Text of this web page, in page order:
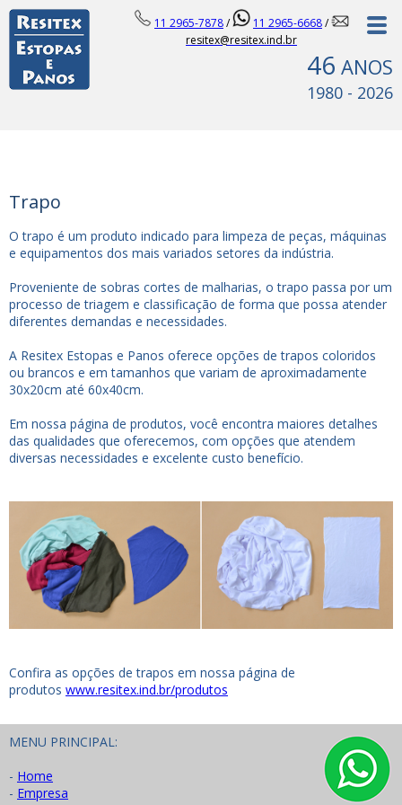
11 2965-7878/ 11 2965-6668/
resitex@resitex.ind.br
46 ANOS
1980 - 2026
Trapo
O trapo é um produto indicado para limpeza de peças, máquinas
e equipamentos dos mais variados setores da indústria.
Proveniente de sobras cortes de malharias, o trapo passa por um
processo de triagem e classificação de forma que possa atender
diferentes demandas e necessidades.
A Resitex Estopas e Panos oferece opções de trapos coloridos
ou brancos e em tamanhos que variam de aproximadamente
30x20cm até 60x40cm.
Em nossa página de produtos, você encontra maiores detalhes
das qualidades que oferecemos, com opções que atendem
diversas necessidades e excelente custo benefício.
Confira as opções de trapos em nossa página de
produtos www.resitex.ind.br/produtos
MENU PRINCIPAL:
- Home
- Empresa